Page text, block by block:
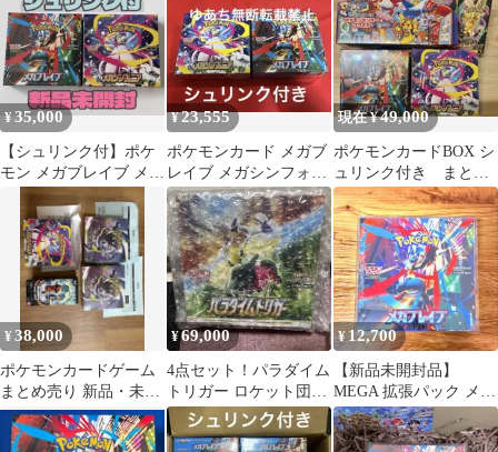
¥35,000
【シュリンク付】ポケ
モン メガブレイブ メガ
シンフォニア 2BOXセ
ット 未開封
¥23,555
ポケモンカード メガブ
レイブ メガシンフォニ
ア シュリンク付き
2BOX
現在 ¥49,000
ポケモンカードBOX シ
ュリンク付き まとめ
売り4セット
¥38,000
ポケモンカードゲーム
まとめ売り 新品・未開
封 4BOXセット
¥69,000
4点セット！パラダイム
トリガー ロケット団の
栄光 メガブレイブ
バトルリージョン
¥12,700
【新品未開封品】
MEGA 拡張パック メガ
ブレイブBOX